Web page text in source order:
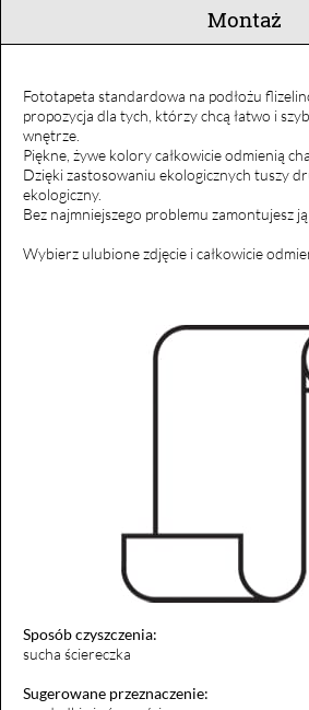
Montaż
Fototapeta standardowa na podłożu
propozycja dla tych, którzy chcą łatwo i
wnętrze.
Piękne, żywe kolory całkowicie odmienią
Dzięki zastosowaniu ekologicznych tuszy
ekologiczny.
Bez najmniejszego problemu zamontujesz
Wybierz ulubione zdjęcie i całkowicie
Sposób czyszczenia:
sucha ściereczka
Sugerowane przeznaczenie: